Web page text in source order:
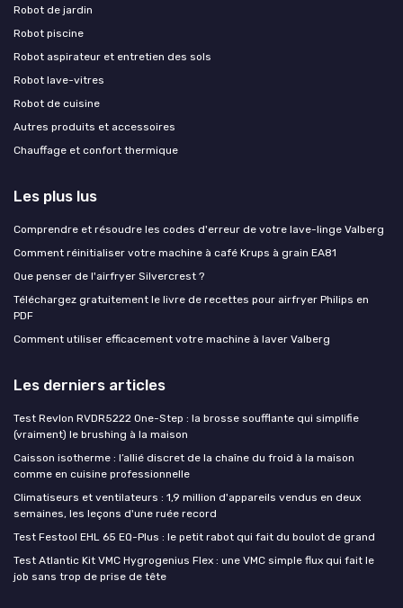
Robot de jardin
Robot piscine
Robot aspirateur et entretien des sols
Robot lave-vitres
Robot de cuisine
Autres produits et accessoires
Chauffage et confort thermique
Les plus lus
Comprendre et résoudre les codes d'erreur de votre lave-linge Valberg
Comment réinitialiser votre machine à café Krups à grain EA81
Que penser de l'airfryer Silvercrest ?
Téléchargez gratuitement le livre de recettes pour airfryer Philips en
PDF
Comment utiliser efficacement votre machine à laver Valberg
Les derniers articles
Test Revlon RVDR5222 One-Step : la brosse soufflante qui simplifie
(vraiment) le brushing à la maison
Caisson isotherme : l’allié discret de la chaîne du froid à la maison
comme en cuisine professionnelle
Climatiseurs et ventilateurs : 1,9 million d'appareils vendus en deux
semaines, les leçons d'une ruée record
Test Festool EHL 65 EQ-Plus : le petit rabot qui fait du boulot de grand
Test Atlantic Kit VMC Hygrogenius Flex : une VMC simple flux qui fait le
job sans trop de prise de tête